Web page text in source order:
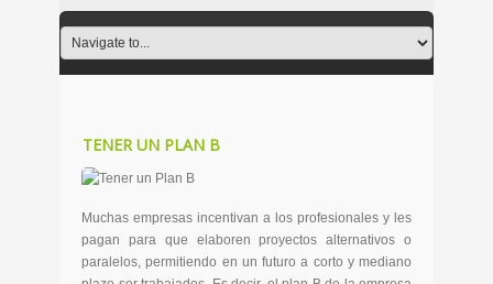
TENER UN PLAN B
Muchas empresas incentivan a los profesionales y les
pagan para que elaboren proyectos alternativos o
paralelos, permitiendo en un futuro a corto y mediano